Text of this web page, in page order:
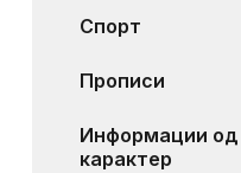
Спорт
Прописи
Информации од
карактер